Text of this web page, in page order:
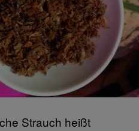
Strauch heißt